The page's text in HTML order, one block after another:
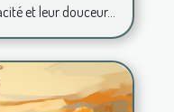
et leur douceur...